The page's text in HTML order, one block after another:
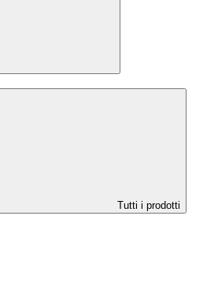
Tutti i prodotti